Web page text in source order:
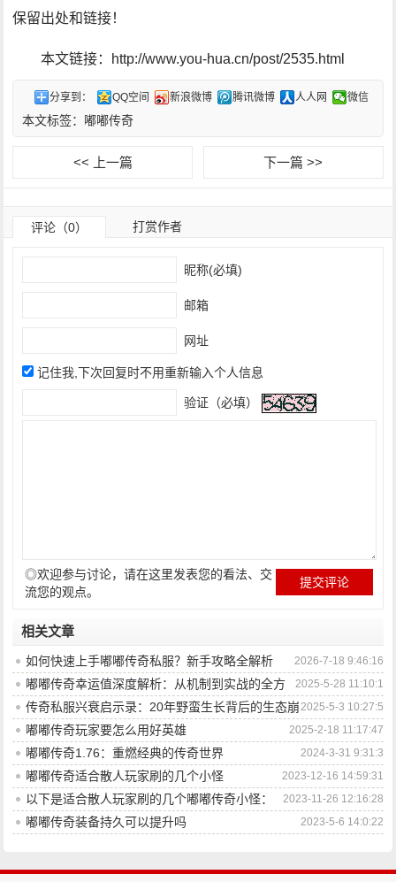
保留出处和链接！
本文链接：http://www.you-hua.cn/post/2535.html
分享到： QQ空间 新浪微博 腾讯微博 人人网 微信
本文标签： 嘟嘟传奇
<< 上一篇 下一篇 >>
评论（0） 打赏作者
昵称(必填)
邮箱
网址
记住我,下次回复时不用重新输入个人信息
验证（必填）
◎欢迎参与讨论，请在这里发表您的看法、交
流您的观点。
相关文章
2026-7-18 9:46:16
如何快速上手嘟嘟传奇私服？新手攻略全解析
2025-5-28 11:10:1
嘟嘟传奇幸运值深度解析：从机制到实战的全方
位掌控
2025-5-3 10:27:5
传奇私服兴衰启示录：20年野蛮生长背后的生态崩
塌与市场迭代
2025-2-18 11:17:47
嘟嘟传奇玩家要怎么用好英雄
2024-3-31 9:31:3
嘟嘟传奇1.76：重燃经典的传奇世界
2023-12-16 14:59:31
嘟嘟传奇适合散人玩家刷的几个小怪
2023-11-26 12:16:28
以下是适合散人玩家刷的几个嘟嘟传奇小怪：
2023-5-6 14:0:22
嘟嘟传奇装备持久可以提升吗